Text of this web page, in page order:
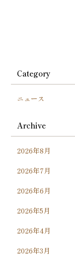
Category
ニュース
Archive
2026年8月
2026年7月
2026年6月
2026年5月
2026年4月
2026年3月